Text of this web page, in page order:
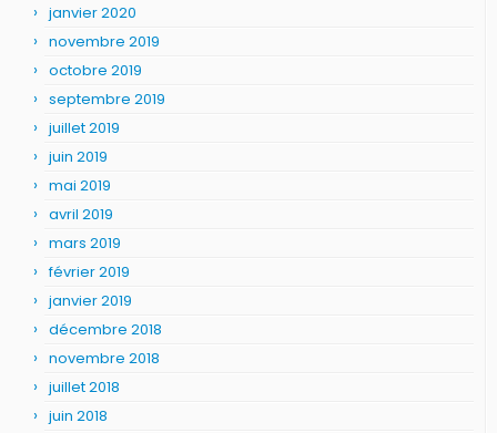
janvier 2020
novembre 2019
octobre 2019
septembre 2019
juillet 2019
juin 2019
mai 2019
avril 2019
mars 2019
février 2019
janvier 2019
décembre 2018
novembre 2018
juillet 2018
juin 2018